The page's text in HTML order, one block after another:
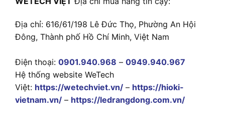
Địa chỉ: 616/61/198 Lê Đức Thọ, Phường An Hội
Đông, Thành phố Hồ Chí Minh, Việt Nam
Điện thoại: 0901.940.968 – 0949.940.967
Hệ thống website WeTech
Việt: https://wetechviet.vn/ – https://hioki-
vietnam.vn/ – https://ledrangdong.com.vn/